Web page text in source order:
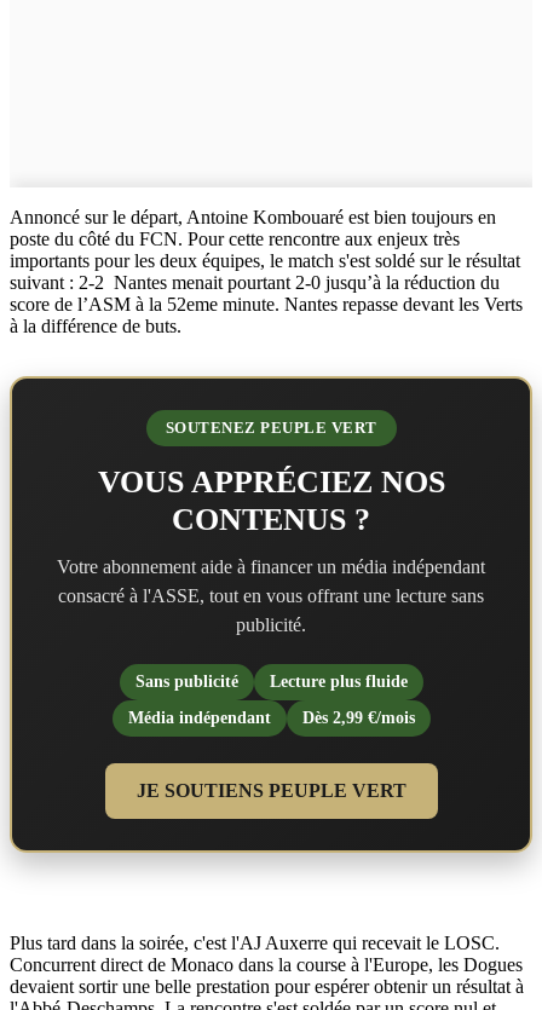
Annoncé sur le départ, Antoine Kombouaré est bien toujours en
poste du côté du FCN. Pour cette rencontre aux enjeux très
importants pour les deux équipes, le match s'est soldé sur le résultat
suivant : 2-2 Nantes menait pourtant 2-0 jusqu’à la réduction du
score de l’ASM à la 52eme minute. Nantes repasse devant les Verts
à la différence de buts.
SOUTENEZ PEUPLE VERT
VOUS APPRÉCIEZ NOS
CONTENUS ?
Votre abonnement aide à financer un média indépendant
consacré à l'ASSE, tout en vous offrant une lecture sans
publicité.
Sans publicité
Lecture plus fluide
Média indépendant
Dès 2,99 €/mois
JE SOUTIENS PEUPLE VERT
Plus tard dans la soirée, c'est l'AJ Auxerre qui recevait le LOSC.
Concurrent direct de Monaco dans la course à l'Europe, les Dogues
devaient sortir une belle prestation pour espérer obtenir un résultat à